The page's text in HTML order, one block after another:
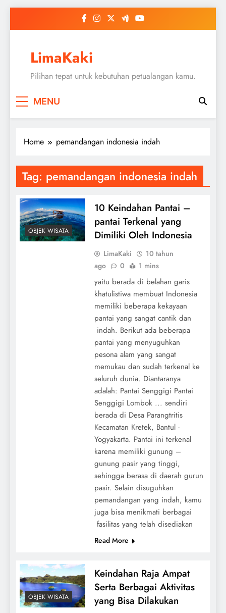
LimaKaki
Pilihan tepat untuk kebutuhan petualangan kamu.
MENU
Home pemandangan indonesia indah
Tag: pemandangan indonesia indah
OBJEK WISATA
10 Keindahan Pantai –
pantai Terkenal yang
Dimiliki Oleh Indonesia
LimaKaki
10 tahun
ago
0 1 mins
yaitu berada di belahan garis
khatulistiwa membuat Indonesia
memiliki beberapa kekayaan
pantai yang sangat cantik dan
indah. Berikut ada beberapa
pantai yang menyuguhkan
pesona alam yang sangat
memukau dan sudah terkenal ke
seluruh dunia. Diantaranya
adalah: Pantai Senggigi Pantai
Senggigi Lombok ... sendiri
berada di Desa Parangtritis
Kecamatan Kretek, Bantul -
Yogyakarta. Pantai ini terkenal
karena memiliki gunung –
gunung pasir yang tinggi,
sehingga berasa di daerah gurun
pasir. Selain disuguhkan
pemandangan yang indah, kamu
juga bisa menikmati berbagai
fasilitas yang telah disediakan
Read More
OBJEK WISATA
Keindahan Raja Ampat
Serta Berbagai Aktivitas
yang Bisa Dilakukan